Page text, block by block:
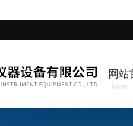
网站
Home